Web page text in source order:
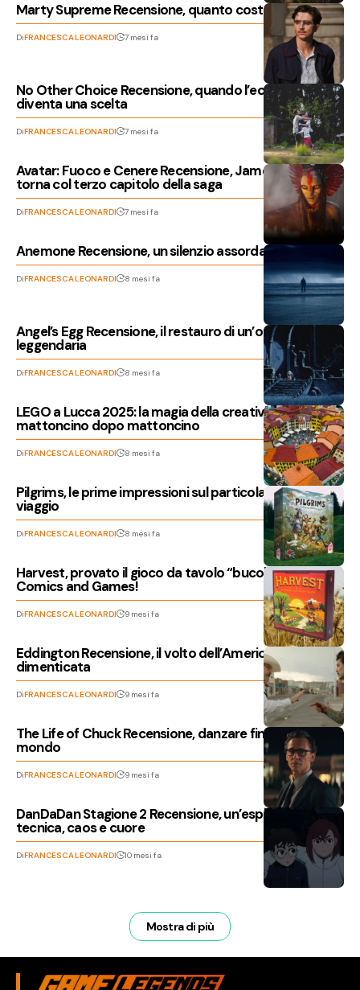
Marty Supreme Recensione, quanto costa sognare?
DiFRANCESCA LEONARDI 7 mesi fa
No Other Choice Recensione, quando l’eccellenza
diventa una scelta
DiFRANCESCA LEONARDI 7 mesi fa
Avatar: Fuoco e Cenere Recensione, James Cameron
torna col terzo capitolo della saga
DiFRANCESCA LEONARDI 7 mesi fa
Anemone Recensione, un silenzio assordante
DiFRANCESCA LEONARDI 8 mesi fa
Angel’s Egg Recensione, il restauro di un’opera
leggendaria
DiFRANCESCA LEONARDI 8 mesi fa
LEGO a Lucca 2025: la magia della creatività
mattoncino dopo mattoncino
DiFRANCESCA LEONARDI 8 mesi fa
Pilgrims, le prime impressioni sul particolare gioco sul
viaggio
DiFRANCESCA LEONARDI 8 mesi fa
Harvest, provato il gioco da tavolo “bucolico” a Lucca
Comics and Games!
DiFRANCESCA LEONARDI 9 mesi fa
Eddington Recensione, il volto dell’America
dimenticata
DiFRANCESCA LEONARDI 9 mesi fa
The Life of Chuck Recensione, danzare fino alla fine del
mondo
DiFRANCESCA LEONARDI 9 mesi fa
DanDaDan Stagione 2 Recensione, un’esplosione di
tecnica, caos e cuore
DiFRANCESCA LEONARDI 10 mesi fa
Mostra di più